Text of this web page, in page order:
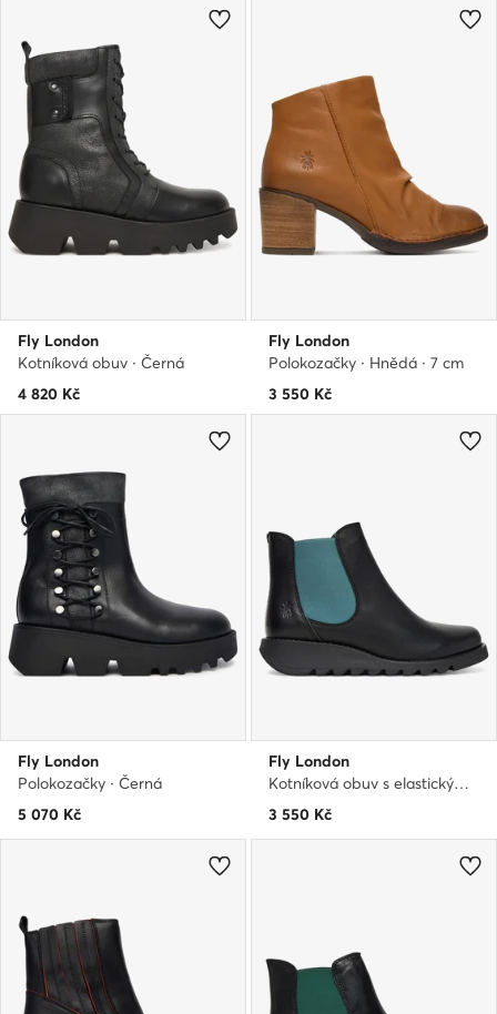
Fly London
Kotníková obuv · Černá
4 820 Kč
Fly London
Polokozačky · Hnědá · 7 cm
3 550 Kč
Fly London
Polokozačky · Černá
5 070 Kč
Fly London
Kotníková obuv s elastickým prvkem · Černá
3 550 Kč